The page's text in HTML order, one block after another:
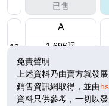
12
已售
A
1,696呎
4房(2套)
$5,851.2萬
已售
免責聲明
上述資料乃由賣方就發
銷售資訊網取得，並由
資料只供參考，一切以